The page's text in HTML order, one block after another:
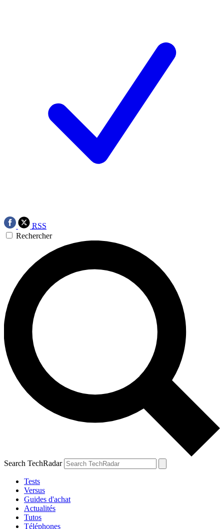
RSS
Rechercher
Search TechRadar
Tests
Versus
Guides d'achat
Actualités
Tutos
Téléphones